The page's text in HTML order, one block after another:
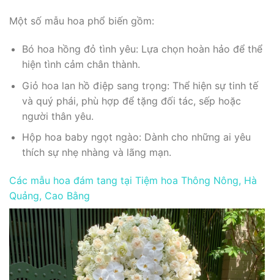
Một số mẫu hoa phổ biến gồm:
Bó hoa hồng đỏ tình yêu: Lựa chọn hoàn hảo để thể
hiện tình cảm chân thành.
Giỏ hoa lan hồ điệp sang trọng: Thể hiện sự tinh tế
và quý phái, phù hợp để tặng đối tác, sếp hoặc
người thân yêu.
Hộp hoa baby ngọt ngào: Dành cho những ai yêu
thích sự nhẹ nhàng và lãng mạn.
Các mẫu hoa đám tang tại Tiệm hoa Thông Nông, Hà
Quảng, Cao Bằng